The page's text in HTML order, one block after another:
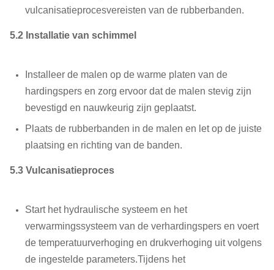
vulcanisatieprocesvereisten van de rubberbanden.
5.2 Installatie van schimmel
Installeer de malen op de warme platen van de
hardingspers en zorg ervoor dat de malen stevig zijn
bevestigd en nauwkeurig zijn geplaatst.
Plaats de rubberbanden in de malen en let op de juiste
plaatsing en richting van de banden.
5.3 Vulcanisatieproces
Start het hydraulische systeem en het
verwarmingssysteem van de verhardingspers en voert
de temperatuurverhoging en drukverhoging uit volgens
de ingestelde parameters.Tijdens het